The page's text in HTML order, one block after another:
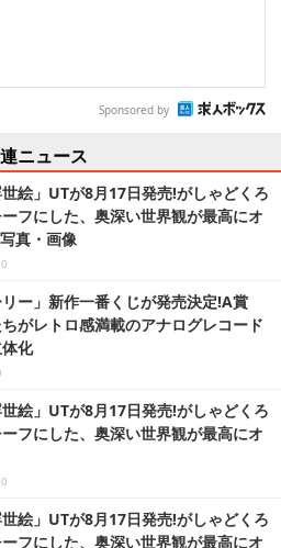
Sponsored by
ニュース
絵」UTが8月17日発売!がしゃどくろ
フにした、奥深い世界観が最高にオ
真・画像
リー」新作一番くじが発売決定!A賞
がレトロ感満載のアナログレコード
化
絵」UTが8月17日発売!がしゃどくろ
フにした、奥深い世界観が最高にオ
絵」UTが8月17日発売!がしゃどくろ
フにした、奥深い世界観が最高にオ